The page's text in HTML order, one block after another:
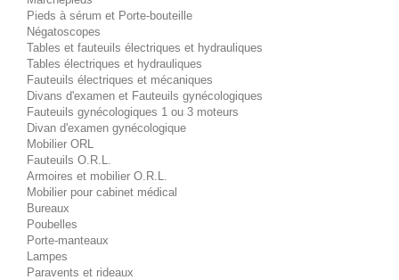
Pieds à sérum et Porte-bouteille
Négatoscopes
Tables et fauteuils électriques et hydrauliques
Tables électriques et hydrauliques
Fauteuils électriques et mécaniques
Divans d'examen et Fauteuils gynécologiques
Fauteuils gynécologiques 1 ou 3 moteurs
Divan d'examen gynécologique
Mobilier ORL
Fauteuils O.R.L.
Armoires et mobilier O.R.L.
Mobilier pour cabinet médical
Bureaux
Poubelles
Porte-manteaux
Lampes
Paravents et rideaux